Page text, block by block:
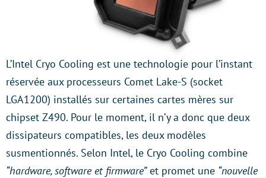
L’Intel Cryo Cooling est une technologie pour l’instant
réservée aux processeurs Comet Lake-S (socket
LGA1200) installés sur certaines cartes mères sur
chipset Z490. Pour le moment, il n’y a donc que deux
dissipateurs compatibles, les deux modèles
susmentionnés. Selon Intel, le Cryo Cooling combine
“hardware, software et firmware”et promet une “nouvelle